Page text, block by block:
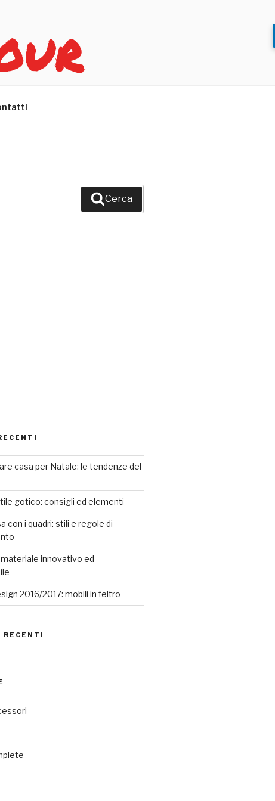
Cerca
casa per Natale: le tendenze del
gotico: consigli ed elementi
con i quadri: stili e regole di
innovativo ed
2016/2017: mobili in feltro
RECENTI